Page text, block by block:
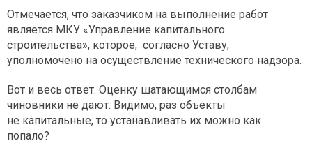
Отмечается, что заказчиком на выполнение работ
является МКУ «Управление капитального
строительства», которое, согласно Уставу,
уполномочено на осуществление технического надзора.
Вот и весь ответ. Оценку шатающимся столбам
чиновники не дают. Видимо, раз объекты
не капитальные, то устанавливать их можно как
попало?